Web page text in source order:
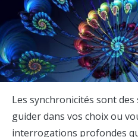
Les synchronicités sont
guider dans vos choix ou
interrogations profondes